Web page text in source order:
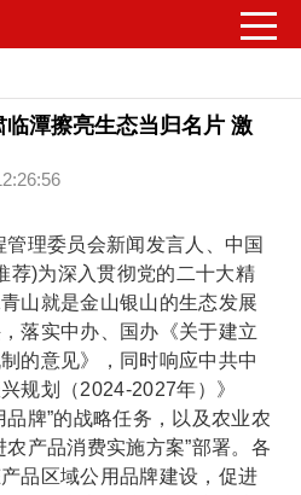
潭擦亮生态当归名片 激
理委员会新闻发言人、中国
荐)为深入贯彻党的二十大精
山就是金山银山的生态发展
落实中办、国办《关于建立
的意见》，同时响应中共中
规划（2024-2027年）》
牌”的战略任务，以及农业农
产品消费实施方案”部署。各
品区域公用品牌建设，促进